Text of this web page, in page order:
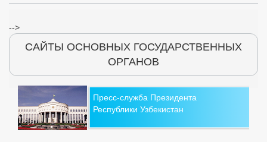
-->
САЙТЫ ОСНОВНЫХ ГОСУДАРСТВЕННЫХ
ОРГАНОВ
Пресс-служба Президента
Республики Узбекистан